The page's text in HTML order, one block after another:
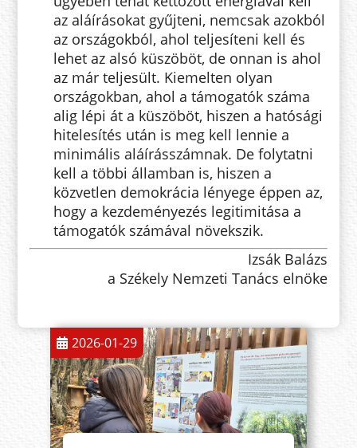
az aláírásokat gyűjteni, nemcsak azokból
az országokból, ahol teljesíteni kell és
lehet az alsó küszöböt, de onnan is ahol
az már teljesült. Kiemelten olyan
országokban, ahol a támogatók száma
alig lépi át a küszöböt, hiszen a hatósági
hitelesítés után is meg kell lennie a
minimális aláírásszámnak. De folytatni
kell a többi államban is, hiszen a
közvetlen demokrácia lényege éppen az,
hogy a kezdeményezés legitimitása a
támogatók számával növekszik.
Izsák Balázs
a Székely Nemzeti Tanács elnöke
2026-01-29